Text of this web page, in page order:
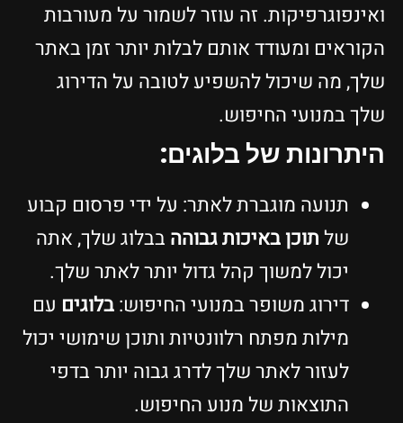
ואינפוגרפיקות. זה עוזר לשמור על מעורבות
הקוראים ומעודד אותם לבלות יותר זמן באתר
שלך, מה שיכול להשפיע לטובה על הדירוג
שלך במנועי החיפוש.
היתרונות של בלוגים:
תנועה מוגברת לאתר: על ידי פרסום קבוע
שלתוכן באיכות גבוהה בבלוג שלך, אתה
יכול למשוך קהל גדול יותר לאתר שלך.
דירוג משופר במנועי החיפוש:בלוגים עם
מילות מפתח רלוונטיות ותוכן שימושי יכול
לעזור לאתר שלך לדרג גבוה יותר בדפי
התוצאות של מנוע החיפוש.